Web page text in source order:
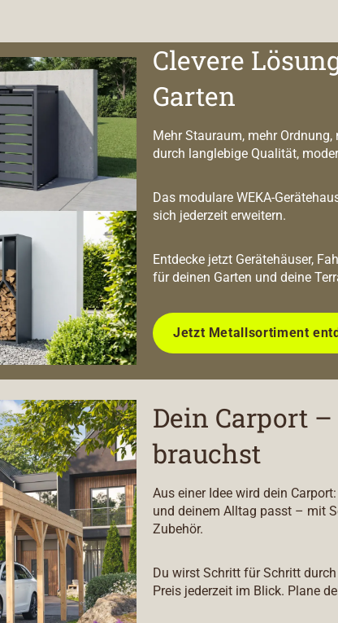
Clevere
Garten
Mehr Stauraum, mehr
durch langlebige Qualität,
Das modulare WEKA-
sich jederzeit erweitern.
Entdecke jetzt Gerätehäuser,
für deinen Garten und deine
Jetzt Metallsortiment
Dein Carport
brauchst
Aus einer Idee wird dein
und deinem Alltag passt – mit
Zubehör.
Du wirst Schritt für Schritt
Preis jederzeit im Blick. Plane